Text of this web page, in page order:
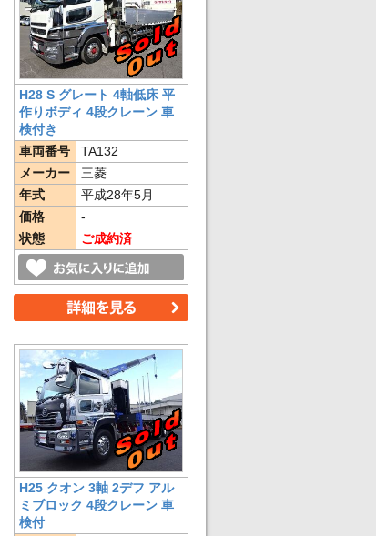
H28 S グレート 4軸低床 平
作りボディ 4段クレーン 車
検付き
車両番号
TA132
メーカー
三菱
年式
平成28年5月
価格
-
状態
ご成約済
H25 クオン 3軸 2デフ アル
ミブロック 4段クレーン 車
検付